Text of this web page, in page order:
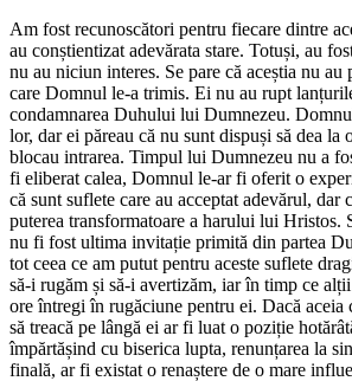
Am fost recunoscători pentru fiecare dintre
au conștientizat adevărata stare. Totuși, au
nu au niciun interes. Se pare că aceștia nu
care Domnul le-a trimis. Ei nu au rupt
condamnarea Duhului lui Dumnezeu.
lor, dar ei păreau că nu sunt dispuși să dea la
blocau intrarea. Timpul lui Dumnezeu nu a
fi eliberat calea, Domnul le-ar fi oferit o
că sunt suflete care au acceptat adevărul, dar
puterea transformatoare a harului lui Hristos.
nu fi fost ultima invitație primită din partea
tot ceea ce am putut pentru aceste suflete
să-i rugăm și să-i avertizăm, iar în timp ce
ore întregi în rugăciune pentru ei. Dacă aceia
să treacă pe lângă ei ar fi luat o poziție
împărtășind cu biserica lupta, renunțarea la
finală, ar fi existat o renaștere de o mare